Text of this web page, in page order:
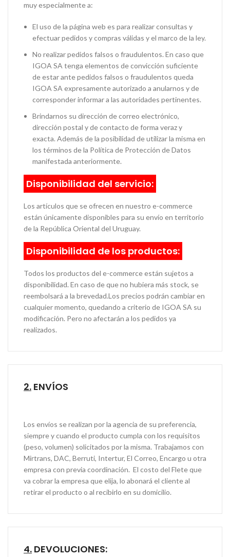
muy especialmente a:
El uso de la página web es para realizar consultas y
efectuar pedidos y compras válidas y el marco de la ley.
No realizar pedidos falsos o fraudulentos. En caso que
IGOA SA tenga elementos de convicción suficiente
de estar ante pedidos falsos o fraudulentos queda
IGOA SA expresamente autorizado a anularnos y de
corresponder informar a las autoridades pertinentes.
Brindarnos su dirección de correo electrónico,
dirección postal y de contacto de forma veraz y
exacta. Además de la posibilidad de utilizar la misma en
los términos de la Política de Protección de Datos
manifestada anteriormente.
Disponibilidad del servicio:
Los artículos que se ofrecen en nuestro e-commerce
están únicamente disponibles para su envío en territorio
de la República Oriental del Uruguay.
Disponibilidad de los productos:
Todos los productos del e-commerce están sujetos a
disponibilidad. En caso de que no hubiera más stock, se
reembolsará a la brevedad.Los precios podrán cambiar en
cualquier momento, quedando a criterio de IGOA SA su
modificación. Pero no afectarán a los pedidos ya
realizados.
2. ENVÍOS
Los envíos se realizan por la agencia de su preferencia,
siempre y cuando el producto cumpla con los requisitos
(peso, volumen) solicitados por la misma. Trabajamos con
Mirtrans, DAC, Berruti, Intertur, El Correo, Encargo u otra
empresa con previa coordinación. El costo del Flete que
va cobrar la empresa que elija, lo abonará el cliente al
retirar el producto o al recibirlo en su domicilio.
4. DEVOLUCIONES: